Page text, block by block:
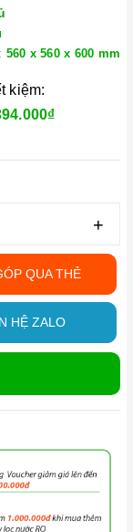
560 x 560 x 600 mm
kiệm:
+
QUA THẺ
HỆ ZALO